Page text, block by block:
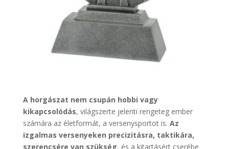
A horgászat nem csupán hobbi vagy
kikapcsolódás, világszerte jelenti rengeteg ember
számára az életformát, a versenysportot is. Az
izgalmas versenyeken precizitásra, taktikára,
szerencsére van szükség, és a kitartásért cserébe